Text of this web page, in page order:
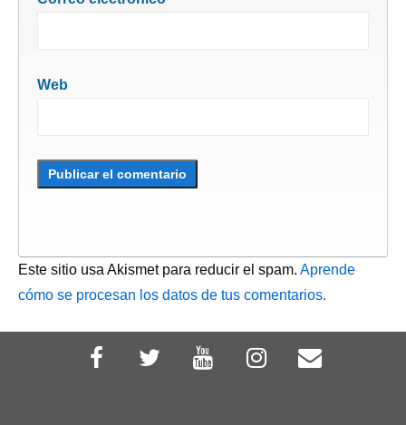
Web
Este sitio usa Akismet para reducir el spam. Aprende
cómo se procesan los datos de tus comentarios.